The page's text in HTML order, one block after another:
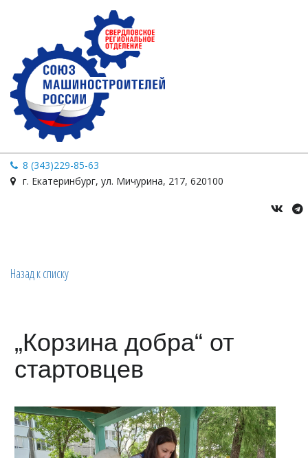
8 (343)229-85-63
г. Екатеринбург, ул. Мичурина, 217, 620100
Назад к списку
„Корзина добра“ от
стартовцев